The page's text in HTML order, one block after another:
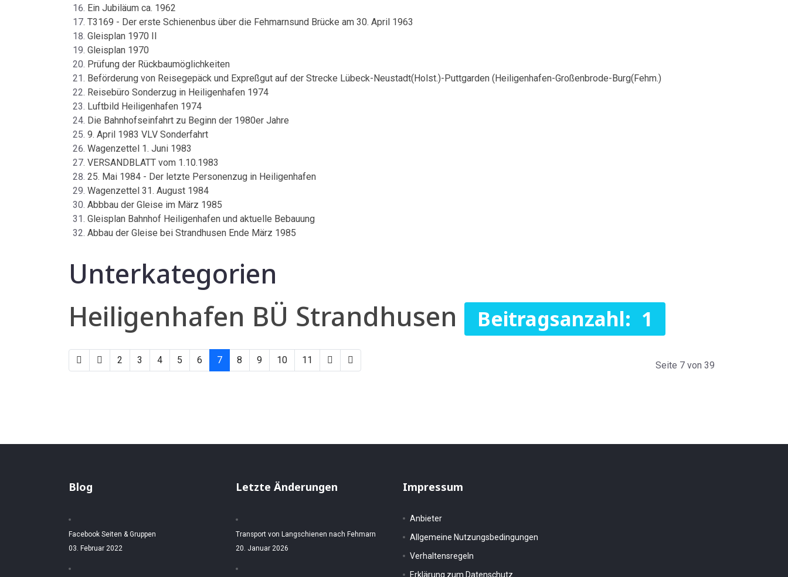
Ein Jubiläum ca. 1962
T3169 - Der erste Schienenbus über die Fehmarnsund Brücke am 30. April 1963
Gleisplan 1970 II
Gleisplan 1970
Prüfung der Rückbaumöglichkeiten
Beförderung von Reisegepäck und Expreßgut auf der Strecke Lübeck-Neustadt(Holst.)-Puttgarden (Heiligenhafen-Großenbrode-Burg(Fehm.)
Reisebüro Sonderzug in Heiligenhafen 1974
Luftbild Heiligenhafen 1974
Die Bahnhofseinfahrt zu Beginn der 1980er Jahre
9. April 1983 VLV Sonderfahrt
Wagenzettel 1. Juni 1983
VERSANDBLATT vom 1.10.1983
25. Mai 1984 - Der letzte Personenzug in Heiligenhafen
Wagenzettel 31. August 1984
Abbbau der Gleise im März 1985
Gleisplan Bahnhof Heiligenhafen und aktuelle Bebauung
Abbau der Gleise bei Strandhusen Ende März 1985
Unterkategorien
Heiligenhafen BÜ Strandhusen
Beitragsanzahl: 1
Seite 7 von 39
2 3 4 5 6 7 8 9 10 11
Blog
Facebook Seiten & Gruppen
03. Februar 2022
Letzte Änderungen
Transport von Langschienen nach Fehmarn
20. Januar 2026
Impressum
Anbieter
Allgemeine Nutzungsbedingungen
Verhaltensregeln
Erklärung zum Datenschutz